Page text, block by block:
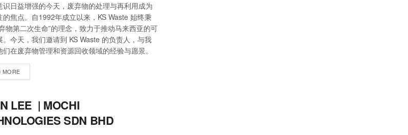
识日益增强的今天，废弃物的处理与再利用成为
的焦点。自1992年成立以来，KS Waste 始终秉
物第二次生命”的理念，致力于推动马来西亚的可
。今天，我们邀请到 KS Waste 的负责人，与我
们在废弃物管理和资源回收领域的经验与愿景。
MORE
LEE | MOCHI
SDN BHD